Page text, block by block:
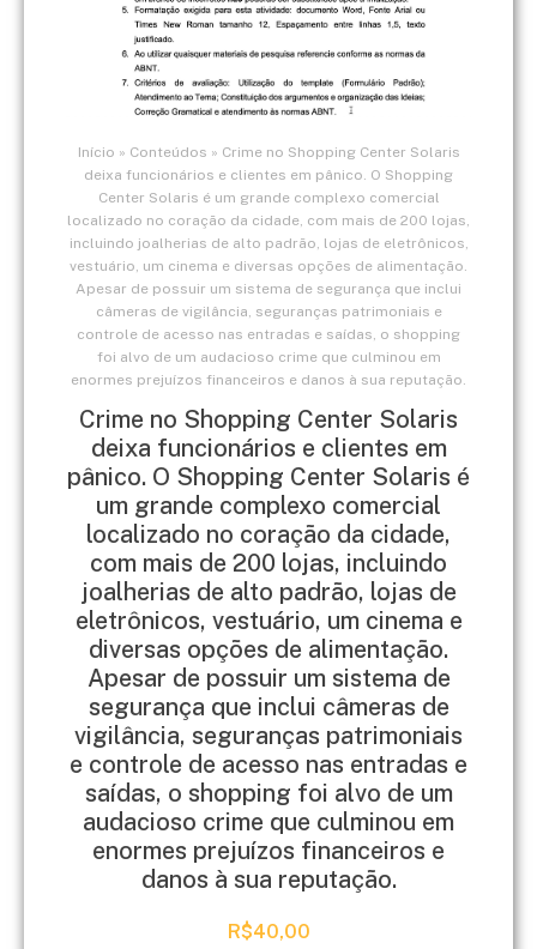
Início » Conteúdos » Crime no Shopping Center Solaris
deixa funcionários e clientes em pânico. O Shopping
Center Solaris é um grande complexo comercial
localizado no coração da cidade, com mais de 200 lojas,
incluindo joalherias de alto padrão, lojas de eletrônicos,
vestuário, um cinema e diversas opções de alimentação.
Apesar de possuir um sistema de segurança que inclui
câmeras de vigilância, seguranças patrimoniais e
controle de acesso nas entradas e saídas, o shopping
foi alvo de um audacioso crime que culminou em
enormes prejuízos financeiros e danos à sua reputação.
Crime no Shopping Center Solaris
deixa funcionários e clientes em
pânico. O Shopping Center Solaris é
um grande complexo comercial
localizado no coração da cidade,
com mais de 200 lojas, incluindo
joalherias de alto padrão, lojas de
eletrônicos, vestuário, um cinema e
diversas opções de alimentação.
Apesar de possuir um sistema de
segurança que inclui câmeras de
vigilância, seguranças patrimoniais
e controle de acesso nas entradas e
saídas, o shopping foi alvo de um
audacioso crime que culminou em
enormes prejuízos financeiros e
danos à sua reputação.
R$40,00